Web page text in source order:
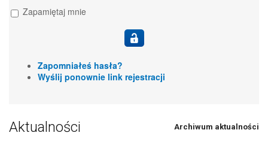
Zapamiętaj mnie
Zapomniałeś hasła?
Wyślij ponownie link rejestracji
Aktualności Archiwum aktualności